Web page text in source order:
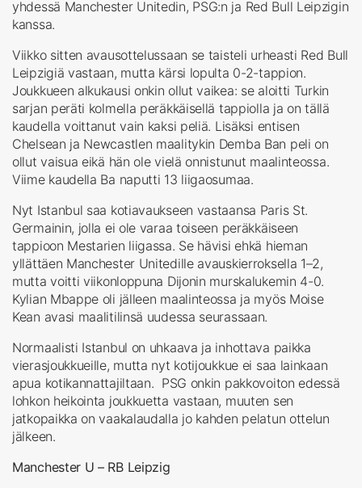
yhdessä Manchester Unitedin, PSG:n ja Red Bull Leipzigin
kanssa.
Viikko sitten avausottelussaan se taisteli urheasti Red Bull
Leipzigiä vastaan, mutta kärsi lopulta 0-2-tappion.
Joukkueen alkukausi onkin ollut vaikea: se aloitti Turkin
sarjan peräti kolmella peräkkäisellä tappiolla ja on tällä
kaudella voittanut vain kaksi peliä. Lisäksi entisen
Chelsean ja Newcastlen maalitykin Demba Ban peli on
ollut vaisua eikä hän ole vielä onnistunut maalinteossa.
Viime kaudella Ba naputti 13 liigaosumaa.
Nyt Istanbul saa kotiavaukseen vastaansa Paris St.
Germainin, jolla ei ole varaa toiseen peräkkäiseen
tappioon Mestarien liigassa. Se hävisi ehkä hieman
yllättäen Manchester Unitedille avauskierroksella 1–2,
mutta voitti viikonloppuna Dijonin murskalukemin 4-0.
Kylian Mbappe oli jälleen maalinteossa ja myös Moise
Kean avasi maalitilinsä uudessa seurassaan.
Normaalisti Istanbul on uhkaava ja inhottava paikka
vierasjoukkueille, mutta nyt kotijoukkue ei saa lainkaan
apua kotikannattajiltaan. PSG onkin pakkovoiton edessä
lohkon heikointa joukkuetta vastaan, muuten sen
jatkopaikka on vaakalaudalla jo kahden pelatun ottelun
jälkeen.
Manchester U – RB Leipzig